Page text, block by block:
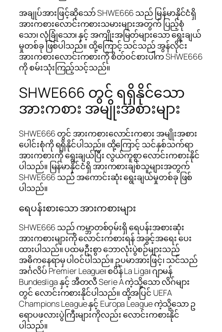
အချုပ်အားဖြင့်ဆိုသော် SHWE666 သည် မြန်မာနိုင်ငံရှိ
အားကစားလောင်းကစားသမားများအတွက် ပြည့်စုံ
သော၊ လုံခြုံသော၊ နှင့် အကျိုးအမြတ်များသော ရွေးချယ်
မှုတစ်ခု ဖြစ်ပါသည်။ ထို့ကြောင့် သင်သည် အွန်လိုင်း
အားကစားလောင်းကစားကို စိတ်ဝင်စားပါက SHWE666
ကို စမ်းသုံးကြည့်သင့်သည်။
SHWE666 တွင် ရရှိနိုင်သော
အားကစား အမျိုးအစားများ
SHWE666 တွင် အားကစားလောင်းကစား အမျိုးအစား
ပေါင်းစုံကို ရရှိနိုင်ပါသည်။ ထို့ကြောင့် သင်နှစ်သက်ရာ
အားကစားကို ရွေးချယ်ပြီး လွယ်ကူစွာ လောင်းကစားနိုင်
ပါသည်။ မြန်မာနိုင်ငံရှိ အားကစားချစ်သူများအတွက်
SHWE666 သည် အကောင်းဆုံး ရွေးချယ်မှုတစ်ခု ဖြစ်
ပါသည်။
ရေပန်းစားသော အားကစားများ
SHWE666 သည် ကမ္ဘာတစ်ဝှမ်းရှိ ရေပန်းအစားဆုံး
အားကစားများကို လောင်းကစားရန် အခွင့်အရေး ပေး
ထားပါသည်။ ပထမဦးစွာ ဘောလုံးပွဲစဉ်များသည်
အဓိကနေရာမှ ပါဝင်ပါသည်။ ဥပမာအားဖြင့်၊ သင်သည်
အင်္ဂလိပ် Premier League၊ စပိန် La Liga၊ ဂျာမန်
Bundesliga နှင့် အီတလီ Serie A ကဲ့သို့သော လိဂ်များ
တွင် လောင်းကစားနိုင်ပါသည်။ ထို့အပြင် UEFA
Champions League နှင့် Europa League ကဲ့သို့သော ဥ
ရောပဖလားပွဲကြီးများကိုလည်း လောင်းကစားနိုင်
ပါသည်။